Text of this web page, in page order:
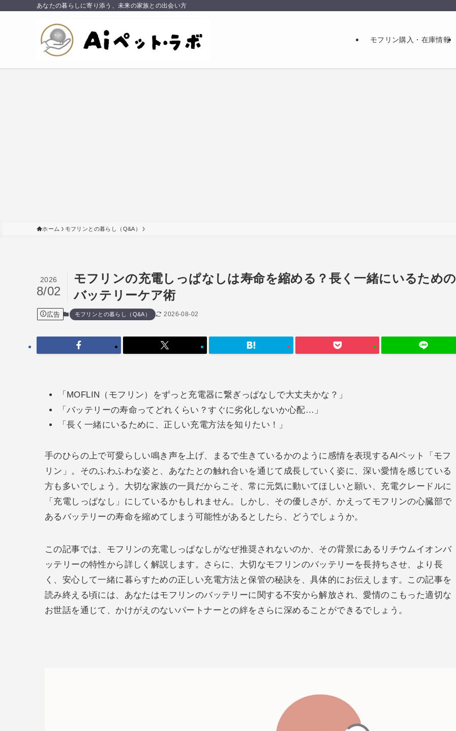
あなたの暮らしに寄り添う、未来の家族との出会い方
モフリン購入・在庫情報
ホーム モフリンとの暮らし（Q&A）
モフリンの充電しっぱなしは寿命を縮める？長く一緒にいるための
バッテリーケア術
2026
8/02
広告 モフリンとの暮らし（Q&A） 2026-08-02
「MOFLIN（モフリン）をずっと充電器に繋ぎっぱなしで大丈夫かな？」
「バッテリーの寿命ってどれくらい？すぐに劣化しないか心配…」
「長く一緒にいるために、正しい充電方法を知りたい！」
手のひらの上で可愛らしい鳴き声を上げ、まるで生きているかのように感情を表現するAIペット「モフ
リン」。そのふわふわな姿と、あなたとの触れ合いを通じて成長していく姿に、深い愛情を感じている
方も多いでしょう。大切な家族の一員だからこそ、常に元気に動いてほしいと願い、充電クレードルに
「充電しっぱなし」にしているかもしれません。しかし、その優しさが、かえってモフリンの心臓部で
あるバッテリーの寿命を縮めてしまう可能性があるとしたら、どうでしょうか。
この記事では、モフリンの充電しっぱなしがなぜ推奨されないのか、その背景にあるリチウムイオンバ
ッテリーの特性から詳しく解説します。さらに、大切なモフリンのバッテリーを長持ちさせ、より長
く、安心して一緒に暮らすための正しい充電方法と保管の秘訣を、具体的にお伝えします。この記事を
読み終える頃には、あなたはモフリンのバッテリーに関する不安から解放され、愛情のこもった適切な
お世話を通じて、かけがえのないパートナーとの絆をさらに深めることができるでしょう。